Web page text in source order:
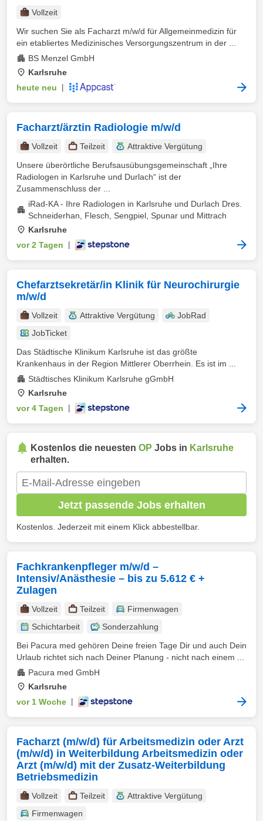
Vollzeit
Wir suchen Sie als Facharzt m/w/d für Allgemeinmedizin für
ein etabliertes Medizinisches Versorgungszentrum in der ...
BS Menzel GmbH
Karlsruhe
heute neu
Facharzt/ärztin Radiologie m/w/d
Vollzeit Teilzeit
Attraktive Vergütung
Unsere überörtliche Berufsausübungsgemeinschaft „Ihre
Radiologen in Karlsruhe und Durlach“ ist der
Zusammenschluss der ...
iRad-KA - Ihre Radiologen in Karlsruhe und Durlach Dres.
Schneiderhan, Flesch, Sengpiel, Spunar und Mittrach
Karlsruhe
vor 2 Tagen
Chefarztsekretär/in Klinik für Neurochirurgie
m/w/d
Vollzeit Attraktive Vergütung
JobRad
JobTicket
Das Städtische Klinikum Karlsruhe ist das größte
Krankenhaus in der Region Mittlerer Oberrhein. Es ist im ...
Städtisches Klinikum Karlsruhe gGmbH
Karlsruhe
vor 4 Tagen
Kostenlos die neuesten OP Jobs in Karlsruhe
erhalten.
Jetzt passende Jobs erhalten
Kostenlos. Jederzeit mit einem Klick abbestellbar.
Fachkrankenpfleger m/w/d –
Intensiv/Anästhesie – bis zu 5.612 € +
Zulagen
Vollzeit Teilzeit
Firmenwagen
Schichtarbeit
Sonderzahlung
Bei Pacura med gehören Deine freien Tage Dir und auch Dein
Urlaub richtet sich nach Deiner Planung - nicht nach einem ...
Pacura med GmbH
Karlsruhe
vor 1 Woche
Facharzt (m/w/d) für Arbeitsmedizin oder Arzt
(m/w/d) in Weiterbildung Arbeitsmedizin oder
Arzt (m/w/d) mit der Zusatz-Weiterbildung
Betriebsmedizin
Vollzeit Teilzeit
Attraktive Vergütung
Firmenwagen